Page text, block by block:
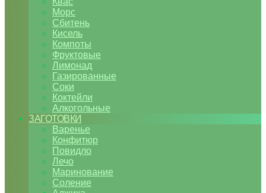
Морс
Сбитень
Кисель
Компоты
Фруктовые
Лимонад
Газированные
Соки
Коктейли
Алкогольные
ЗАГОТОВКИ
Варенье
Конфитюр
Повидло
Лечо
Маринование
Соление